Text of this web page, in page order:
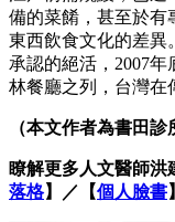
備的菜餚，甚至於有
東西飲食文化的差異
承認的絕活，2007
林餐廳之列，台灣在
（本文作者為書田診
瞭解更多人文醫師洪
落格】／【個人臉書